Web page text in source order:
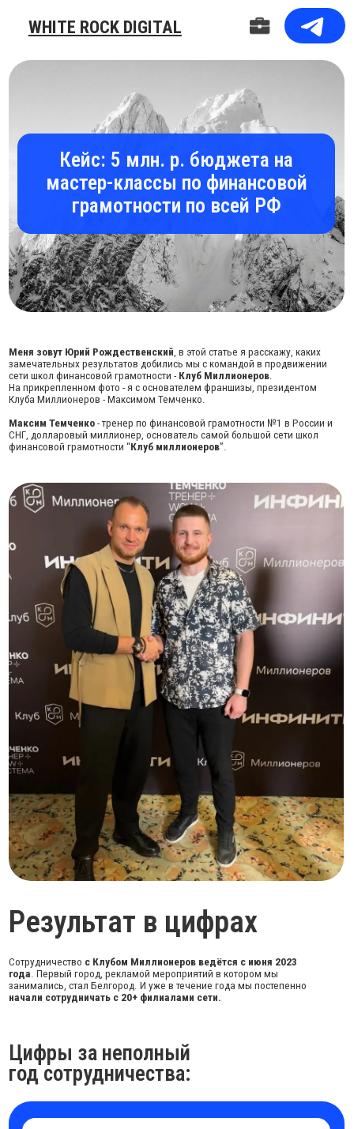
WHITE ROCK DIGITAL
мастер-классы по финансовой
грамотности по всей РФ
Сотрудничествос Клубом Миллионеров ведётся с июня 2023
года. Первый город, рекламой мероприятий в котором мы
занимались, стал Белгород. И уже в течение года мы постепенно
Меня зовут Юрий Рождественский, в этой статье я расскажу, каких
На прикрепленном фото - я с основателем франшизы, президентом
Клуба Миллионеров - Максимом Темченко.
Максим Темченко- тренер по финансовой грамотности №1 в России и
СНГ, долларовый миллионер, основатель самой большой сети школ
финансовой грамотности “Клуб миллионеров”.
Цифры за неполный
год сотрудничества:
15 000 + лидовпривлекли на мастер-классы
346 р.- средняя стоимость лида
Результат в цифрах